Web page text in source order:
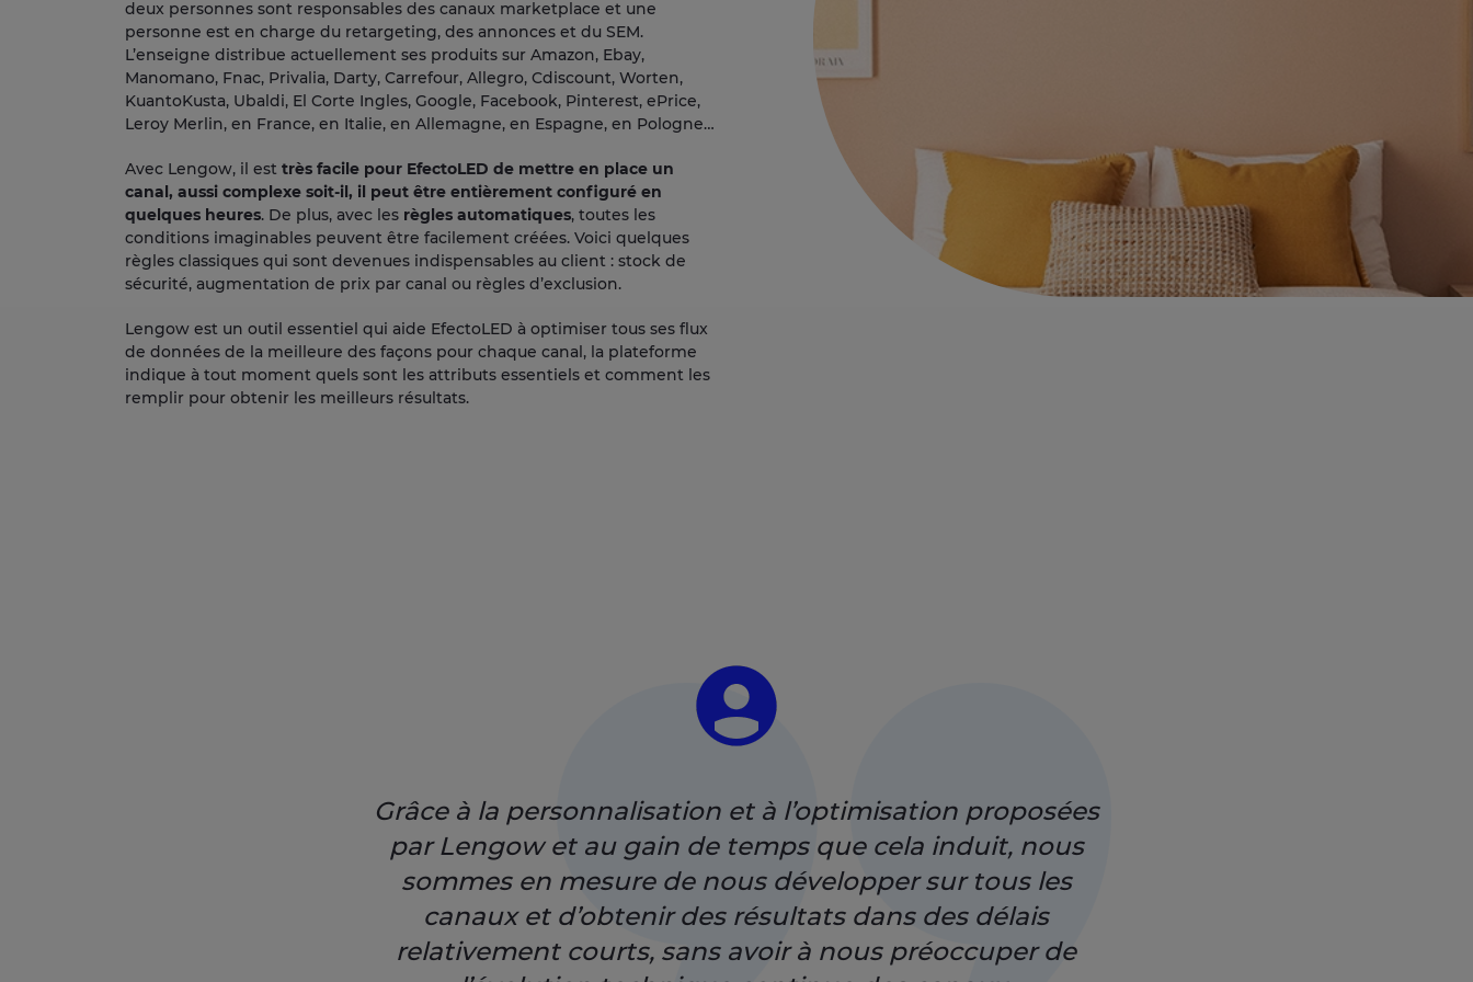
deux personnes sont responsables des canaux marketplace et une
personne est en charge du retargeting, des annonces et du SEM.
L’enseigne distribue actuellement ses produits sur Amazon, Ebay,
Manomano, Fnac, Privalia, Darty, Carrefour, Allegro, Cdiscount, Worten,
KuantoKusta, Ubaldi, El Corte Ingles, Google, Facebook, Pinterest, ePrice,
Leroy Merlin, en France, en Italie, en Allemagne, en Espagne, en Pologne…
Avec Lengow, il est très facile pour EfectoLED de mettre en place un
canal, aussi complexe soit-il, il peut être entièrement configuré en
quelques heures. De plus, avec les règles automatiques, toutes les
conditions imaginables peuvent être facilement créées. Voici quelques
règles classiques qui sont devenues indispensables au client : stock de
sécurité, augmentation de prix par canal ou règles d’exclusion.
Lengow est un outil essentiel qui aide EfectoLED à optimiser tous ses flux
de données de la meilleure des façons pour chaque canal, la plateforme
indique à tout moment quels sont les attributs essentiels et comment les
remplir pour obtenir les meilleurs résultats.
Grâce à la personnalisation et à l’optimisation proposées
par Lengow et au gain de temps que cela induit, nous
sommes en mesure de nous développer sur tous les
canaux et d’obtenir des résultats dans des délais
relativement courts, sans avoir à nous préoccuper de